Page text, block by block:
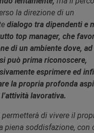
la direzione di un
dialogo tra dipendenti e
top manager, che
di un ambiente dove,
può prima riconoscere,
esprimere ed
la propria profonda
lavorativa.
permetterà di vivere il
piena soddisfazione, con